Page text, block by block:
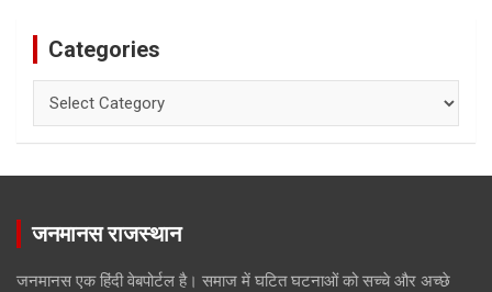
Categories
जनमानस राजस्थान
जनमानस एक हिंदी वेबपोर्टल है। समाज में घटित घटनाओं को सच्चे और अच्छे